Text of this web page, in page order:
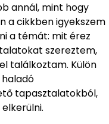
annál, mint hogy
a cikkben igyekszem
a témát: mit érez
szereztem,
találkoztam. Külön
tapasztalatokból,